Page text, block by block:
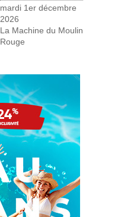
mardi 1er décembre
2026
La Machine du Moulin
Rouge